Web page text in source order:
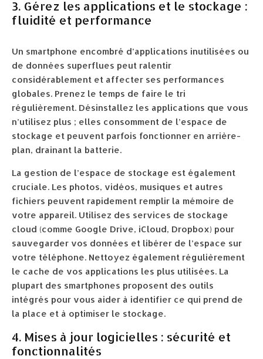
3. Gérez les applications et le stockage :
fluidité et performance
Un smartphone encombré d’applications inutilisées ou
de données superflues peut ralentir
considérablement et affecter ses performances
globales. Prenez le temps de faire le tri
régulièrement. Désinstallez les applications que vous
n’utilisez plus ; elles consomment de l’espace de
stockage et peuvent parfois fonctionner en arrière-
plan, drainant la batterie.
La gestion de l’espace de stockage est également
cruciale. Les photos, vidéos, musiques et autres
fichiers peuvent rapidement remplir la mémoire de
votre appareil. Utilisez des services de stockage
cloud (comme Google Drive, iCloud, Dropbox) pour
sauvegarder vos données et libérer de l’espace sur
votre téléphone. Nettoyez également régulièrement
le cache de vos applications les plus utilisées. La
plupart des smartphones proposent des outils
intégrés pour vous aider à identifier ce qui prend de
la place et à optimiser le stockage.
4. Mises à jour logicielles : sécurité et
fonctionnalités